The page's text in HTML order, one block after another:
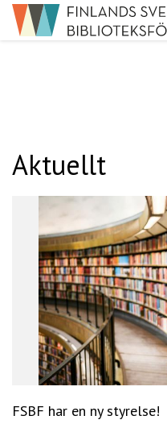
Aktuellt
FSBF har en ny styrelse!